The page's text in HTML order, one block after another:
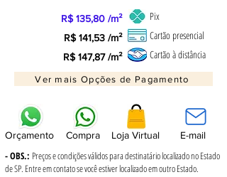
R$ 135,80 /m² Pix
R$ 141,53 /m² Cartão presencial
R$ 147,87 /m² Cartão à distância
Ver mais Opções de Pagamento
Orçamento Compra Loja Virtual E-mail
- OBS.: Preços e condições válidos para destinatário localizado no Estado
de SP. Entre em contato se você estiver localizado em outro Estado.